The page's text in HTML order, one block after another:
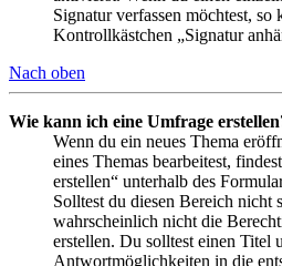
Signatur verfassen möchtest, so
Kontrollkästchen „Signatur
Nach oben
Wie kann ich eine Umfrage
Wenn du ein neues Thema
eines Themas bearbeitest,
erstellen“ unterhalb des
Solltest du diesen Bereich nicht
wahrscheinlich nicht die
erstellen. Du solltest einen Titel
Antwortmöglichkeiten in die